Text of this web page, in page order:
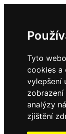
Tyto
cookies a
vylepšení
zobrazení
analýzy
zjištění